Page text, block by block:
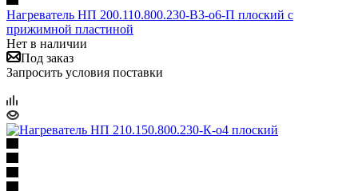
Нагреватель НП 200.110.800.230-В3-о6-П плоский с
прижимной пластиной
Нет в наличии
Под заказ
Запросить условия поставки